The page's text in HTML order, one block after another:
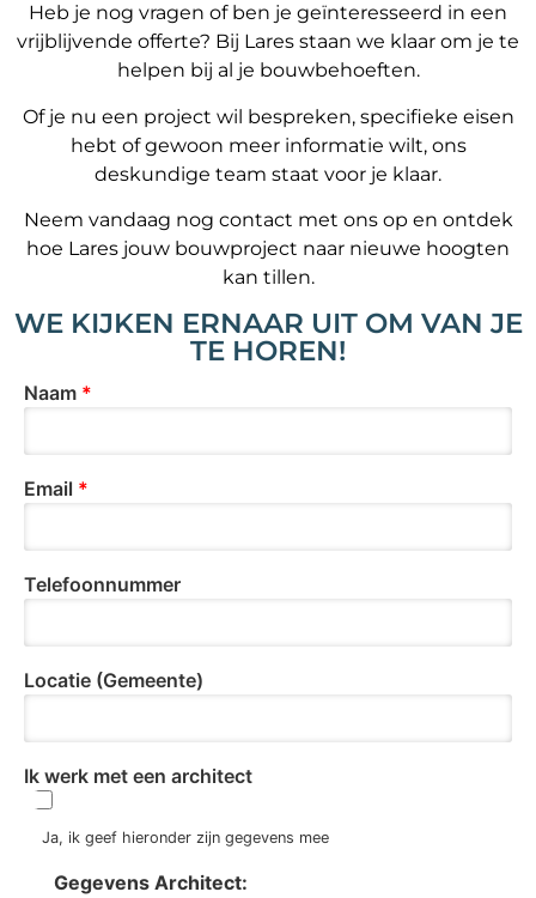
Heb je nog vragen of ben je geïnteresseerd in een
vrijblijvende offerte? Bij Lares staan we klaar om je te
helpen bij al je bouwbehoeften.
Of je nu een project wil bespreken, specifieke eisen
hebt of gewoon meer informatie wilt, ons
deskundige team staat voor je klaar.
Neem vandaag nog contact met ons op en ontdek
hoe Lares jouw bouwproject naar nieuwe hoogten
kan tillen.
WE KIJKEN ERNAAR UIT OM VAN JE
TE HOREN!
Naam *
Email *
Telefoonnummer
Locatie (Gemeente)
Ik werk met een architect
Ja, ik geef hieronder zijn gegevens mee
Gegevens Architect: